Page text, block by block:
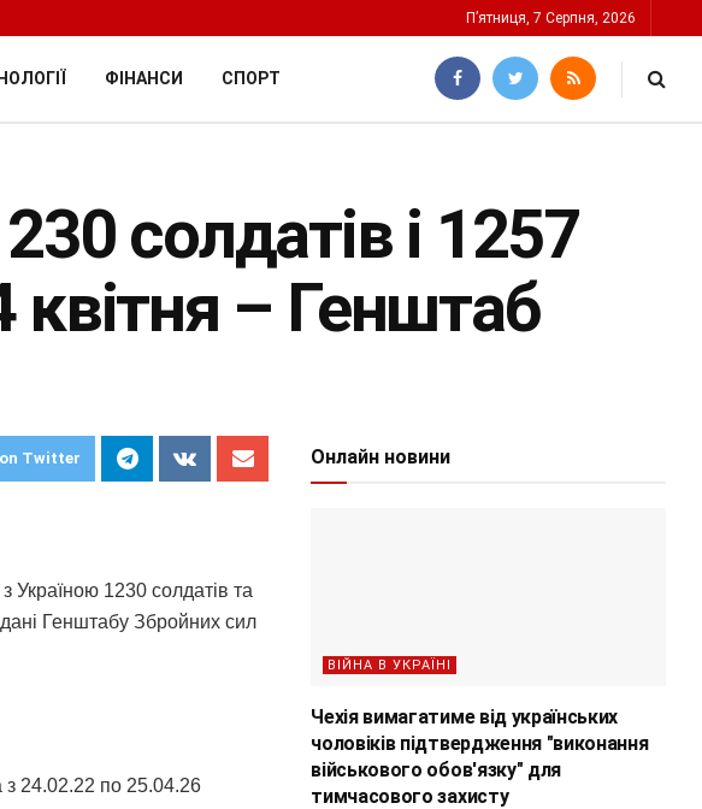
П’ятниця, 7 Серпня, 2026
ФІНАНСИ СПОРТ
солдатів і 1257
– Генштаб
Twitter
з Україною 1230 солдатів та
Генштабу Збройних сил
з 24.02.22 по 25.04.26
Онлайн новини
ВІЙНА В УКРАЇНІ
Чехія вимагатиме від українських
чоловіків підтвердження "виконання
військового обов'язку" для
тимчасового захисту